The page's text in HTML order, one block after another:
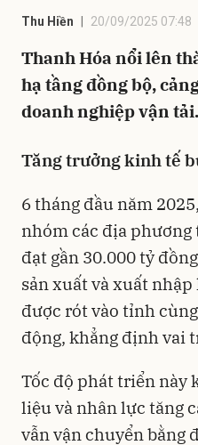
Thu Hiền 20/09/2025 07:48
Thanh Hóa nổi lên
hạ tầng đồng bộ,
doanh nghiệp vận tải.
Tăng trưởng kinh tế
6 tháng đầu năm
nhóm các địa phương
đạt gần 30.000 tỷ
sản xuất và xuất
được rót vào tỉnh
động, khẳng định vai
Tốc độ phát triển này
liệu và nhân lực tăng
vẫn vận chuyển bằng